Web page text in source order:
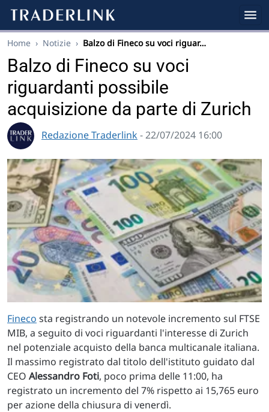
Home › Notizie › Balzo di Fineco su voci riguar…
Balzo di Fineco su voci
riguardanti possibile
acquisizione da parte di Zurich
Redazione Traderlink - 22/07/2024 16:00
Fineco sta registrando un notevole incremento sul FTSE
MIB, a seguito di voci riguardanti l'interesse di Zurich
nel potenziale acquisto della banca multicanale italiana.
Il massimo registrato dal titolo dell'istituto guidato dal
CEO Alessandro Foti, poco prima delle 11:00, ha
registrato un incremento del 7% rispetto ai 15,765 euro
per azione della chiusura di venerdì.